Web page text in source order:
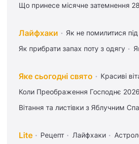
Що принесе місячне затемнення
Лайфхаки Як не помилитися під
Як прибрати запах поту з одягу
Яке сьогодні свято Красиві
Коли Преображення Господнє 2026
Вітання та листівки з Яблучним
Lite Рецепт Лайфхаки